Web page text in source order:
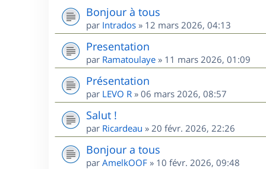
Bonjour à tous
par Intrados » 12 mars 2026, 04:13
Presentation
par Ramatoulaye » 11 mars 2026, 01:09
Présentation
par LEVO R » 06 mars 2026, 08:57
Salut !
par Ricardeau » 20 févr. 2026, 22:26
Bonjour a tous
par AmelkOOF » 10 févr. 2026, 09:48